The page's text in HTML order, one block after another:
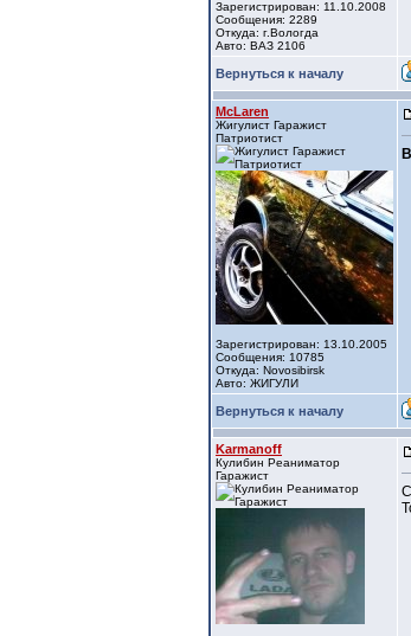
Зарегистрирован: 11.10.2008
Сообщения: 2289
Откуда: г.Вологда
Авто: ВАЗ 2106
Вернуться к началу
McLaren
Жигулист Гаражист
Патриотист
Зарегистрирован: 13.10.2005
Сообщения: 10785
Откуда: Novosibirsk
Авто: ЖИГУЛИ
Вернуться к началу
Karmanoff
Кулибин Реаниматор
Гаражист